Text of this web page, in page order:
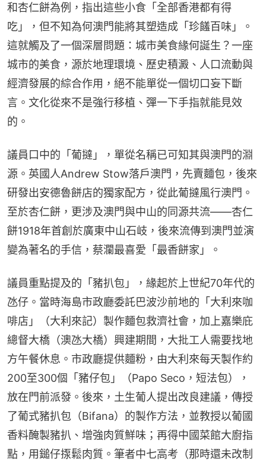
和杏仁餅為例，指出這些小食「全部香港都有得
吃」，但不知為何澳門能將其塑造成「珍饈百味」。
這就觸及了一個深層問題：城市美食緣何誕生？一座
城市的美食，源於地理環境、歷史積澱、人口流動與
經濟發展的綜合作用，絕不能單從一個切口妄下斷
言。文化從來不是強行移植、彈一下手指就能見效
的。
議員口中的「葡撻」，單從名稱已可知其與澳門的淵
源。英國人Andrew Stow落戶澳門，先賣麵包，後來
研發出安德魯餅店的獨家配方，從此葡撻風行澳門。
至於杏仁餅，更涉及澳門與中山的同源共流——杏仁
餅1918年首創於廣東中山石岐，後來流傳到澳門並演
變為著名的手信，蔡瀾最喜愛「最香餅家」。
議員重點提及的「豬扒包」，緣起於上世紀70年代的
氹仔。當時海島市政廳委託巴波沙前地的「大利來咖
啡店」（大利來記）製作麵包救濟社會，加上嘉樂庇
總督大橋（澳氹大橋）興建期間，大批工人需要找地
方午餐休息。市政廳提供麵粉，由大利來每天製作約
200至300個「豬仔包」（Papo Seco，短法包），
放在門前派發。後來，土生葡人提出改良建議，傳授
了葡式豬扒包（Bifana）的製作方法，並教授以葡國
香料醃製豬扒、增強肉質鮮味；再得中國菜館大廚指
點，用鎚仔揼鬆肉質。筆者中七高考（那時還未改制